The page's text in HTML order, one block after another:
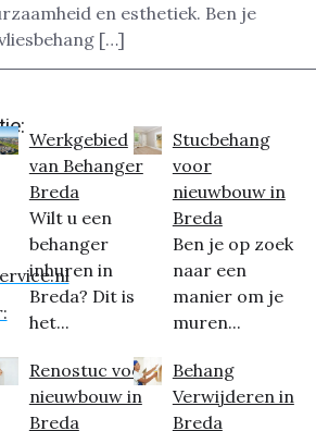
en esthetiek. Ben je
[…]
Werkgebied
van Behanger
Breda
Wilt u een
behanger
inhuren in
Breda? Dit is
het...
Renostuc voor
nieuwbouw in
Breda
Stucbehang
voor
nieuwbouw in
Breda
Ben je op zoek
naar een
manier om je
muren...
Behang
Verwijderen in
Breda